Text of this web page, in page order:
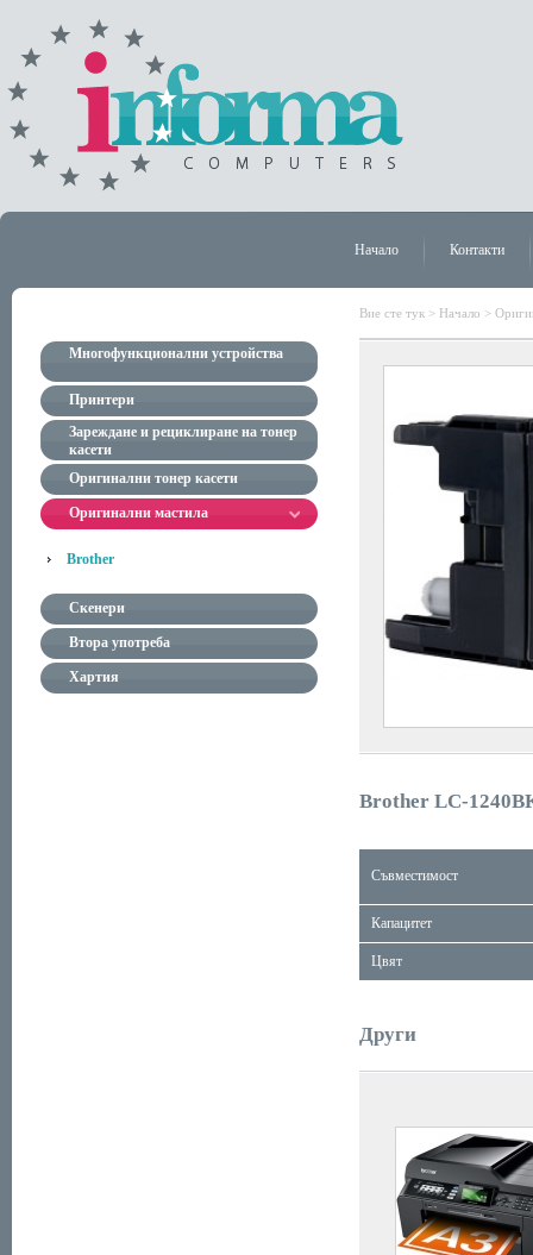
Начало Контакти
Многофункционални устройства
Принтери
Зареждане и рециклиране на тонер
касети
Оригинални тонер касети
Оригинални мастила
Brother
Скенери
Втора употреба
Хартия
Вие сте тук > Начало >
Brother LC-
Съвместимост
Капацитет
Цвят
Други